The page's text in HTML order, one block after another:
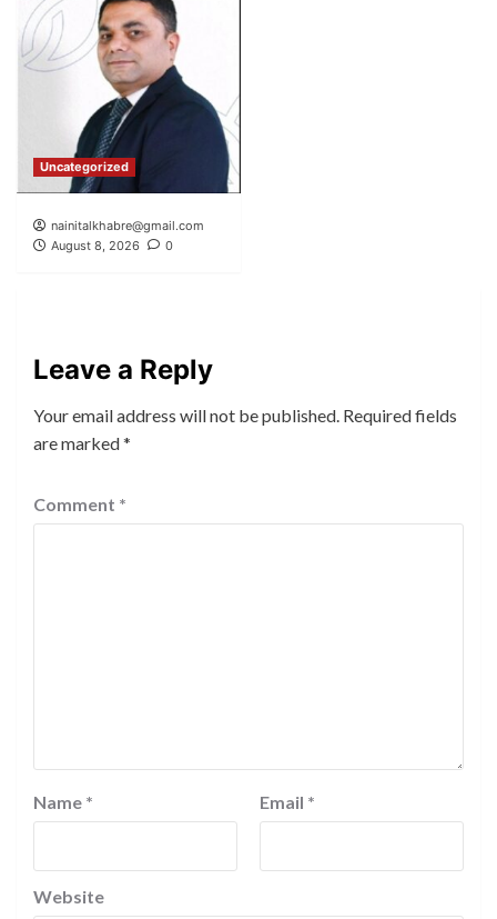
Uncategorized
nainitalkhabre@gmail.com
August 8, 2026
0
Leave a Reply
Your email address will not be published. Required fields
are marked*
Comment *
Name * Email *
Website